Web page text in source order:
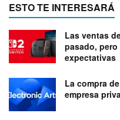
ESTO TE INTERESARÁ
Las ventas
pasado,
expectativas
La compra
empresa